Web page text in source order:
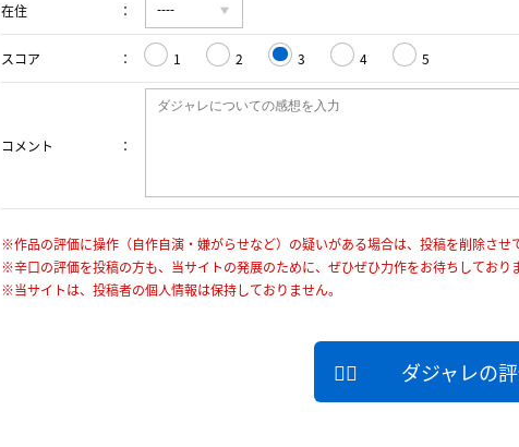
在住
スコア 1 2 3 4 5
コメント
※作品の評価に操作（自作自演・嫌がらせなど）の疑いがある場合は、投稿を削除させ
※辛口の評価を投稿の方も、当サイトの発展のために、ぜひぜひ力作をお待ちしておりま
※当サイトは、投稿者の個人情報は保持しておりません。
ダジャレの